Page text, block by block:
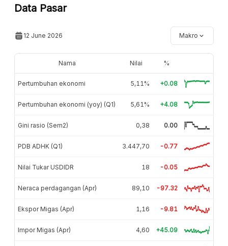
Data Pasar
12 June 2026 Makro
Nama Nilai %
Pertumbuhan ekonomi 5,11% +0.08
Pertumbuhan ekonomi (yoy) (Q1) 5,61% +4.08
Gini rasio (Sem2) 0,38 0.00
PDB ADHK (Q1) 3.447,70 -0.77
Nilai Tukar USDIDR 18 -0.05
Neraca perdagangan (Apr) 89,10 -97.32
Ekspor Migas (Apr) 1,16 -9.81
Impor Migas (Apr) 4,60 +45.09